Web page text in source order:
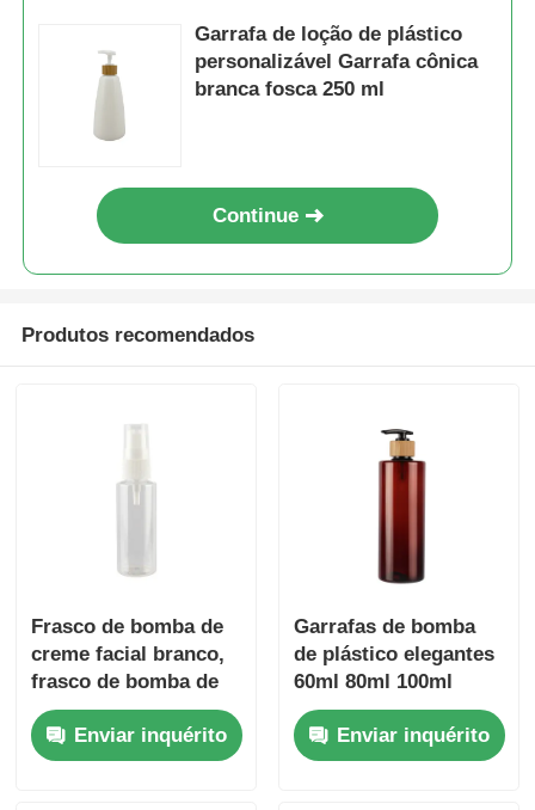
pulverizador do disparadorGarrafa de loção de plástico
personalizável Garrafa cônica
branca fosca 250 ml
Continue
Produtos recomendados
Frasco de bomba de
creme facial branco,
frasco de bomba de
plástico
Enviar inquérito
Garrafas de bomba
de plástico elegantes
60ml 80ml 100ml
120ml 150ml 180ml
200ml 250ml 300ml
PET garrafa Amber
Enviar inquérito